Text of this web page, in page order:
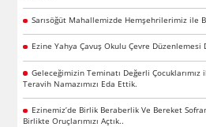
Sarısöğüt Mahallemizde Hemşehrilerimiz ile
Ezine Yahya Çavuş Okulu Çevre Düzenlemesi
Geleceğimizin Teminatı Değerli
Teravih Namazımızı Eda Ettik.
Ezinemiz’de Birlik Beraberlik Ve Bereket
Birlikte Oruçlarımızı Açtık..